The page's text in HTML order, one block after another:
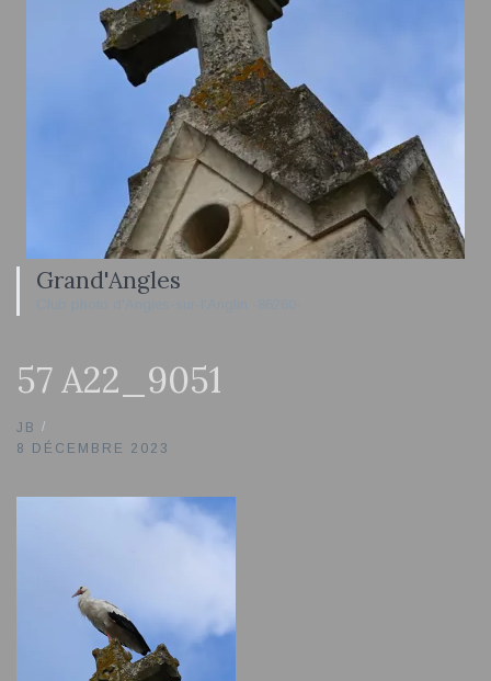
Grand'Angles
57 A22_9051
JB
8 DÉCEMBRE 2023